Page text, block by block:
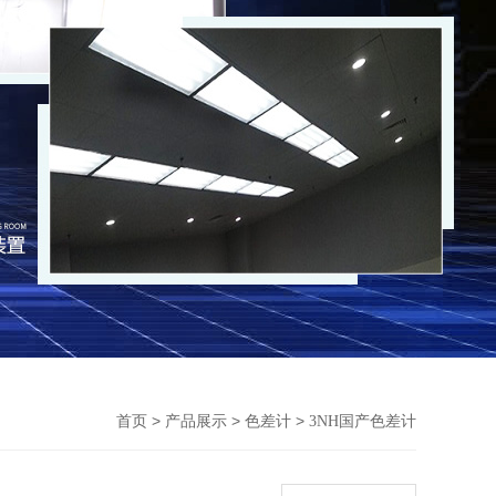
首页 > 产品展示 > 色差计 > 3NH国产色差计